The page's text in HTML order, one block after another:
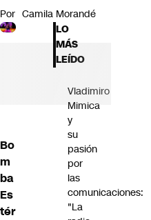
Por Camila Morandé
Bo
m
ba
Es
tér
LO
MÁS
LEÍDO
Vladimiro
Mimica
y
su
pasión
por
las
comunicaciones:
"La